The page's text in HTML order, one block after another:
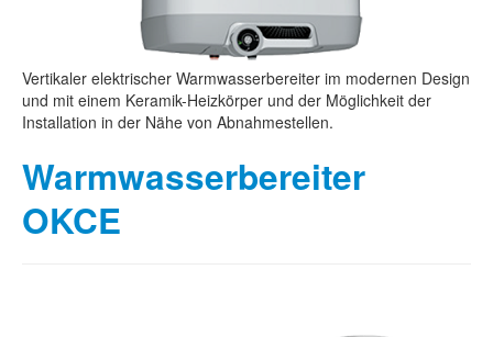
Vertikaler elektrischer Warmwasserbereiter im modernen Design
und mit einem Keramik-Heizkörper und der Möglichkeit der
Installation in der Nähe von Abnahmestellen.
Warmwasserbereiter
OKCE